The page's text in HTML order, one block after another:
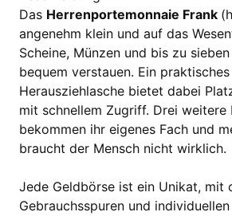
Das Herrenportemonnaie Frank
angenehm klein und auf das
Scheine, Münzen und bis zu
bequem verstauen. Ein
Herausziehlasche bietet dabei
mit schnellem Zugriff. Drei weitere
bekommen ihr eigenes Fach und
braucht der Mensch nicht wirklich.
Jede Geldbörse ist ein Unikat, mit
Gebrauchsspuren und